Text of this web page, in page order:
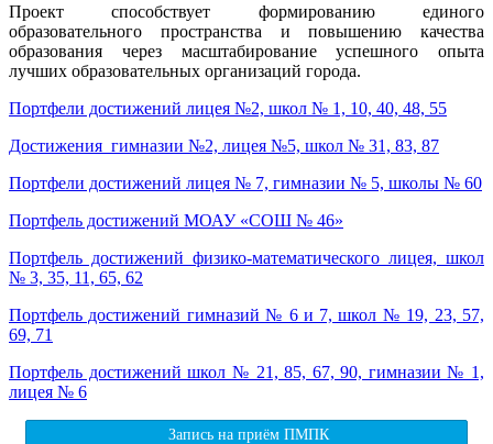
Проект способствует формированию единого
образовательного пространства и повышению качества
образования через масштабирование успешного опыта
лучших образовательных организаций города.
Портфели достижений лицея №2, школ № 1, 10, 40, 48, 55
Достижения гимназии №2, лицея №5, школ № 31, 83, 87
Портфели достижений лицея № 7, гимназии № 5, школы № 60
Портфель достижений МОАУ «СОШ № 46»
Портфель достижений физико-математического лицея, школ
№ 3, 35, 11, 65, 62
Портфель достижений гимназий № 6 и 7, школ № 19, 23, 57,
69, 71
Портфель достижений школ № 21, 85, 67, 90, гимназии № 1,
лицея № 6
Запись на приём ПМПК